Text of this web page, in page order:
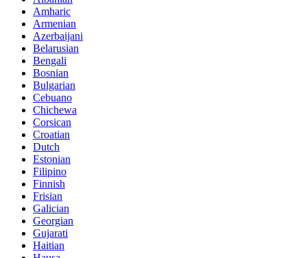
Amharic
Armenian
Azerbaijani
Belarusian
Bengali
Bosnian
Bulgarian
Cebuano
Chichewa
Corsican
Croatian
Dutch
Estonian
Filipino
Finnish
Frisian
Galician
Georgian
Gujarati
Haitian